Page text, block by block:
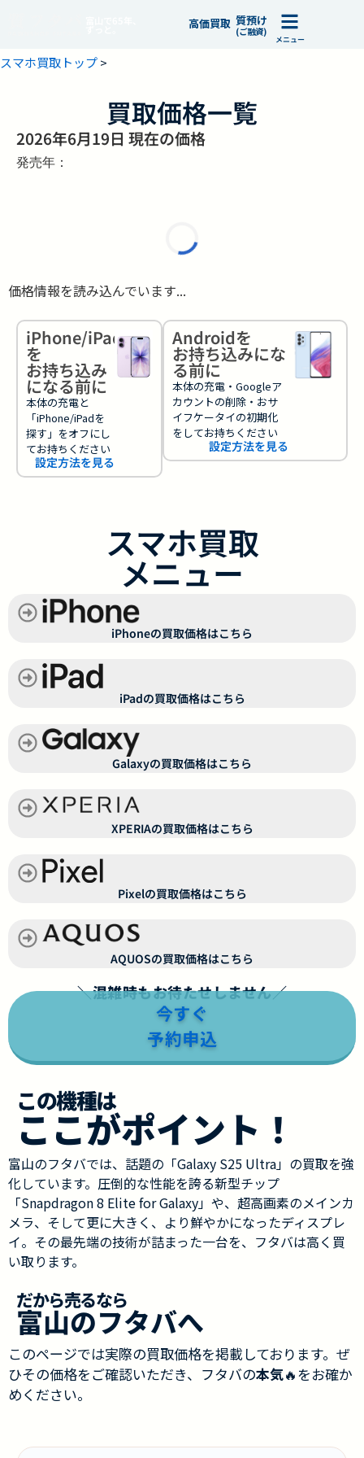
高価買取 質預け
(ご融資)
メニュー
スマホ買取トップ>
買取価格一覧
2026年6月19日 現在の価格
発売年：
価格情報を読み込んでいます...
iPhone/iPad
を
お持ち込み
になる前に
本体の充電と
「iPhone/iPadを
探す」をオフにし
てお持ちください
設定方法を見る
Androidを
お持ち込みにな
る前に
本体の充電・Googleア
カウントの削除・おサ
イフケータイの初期化
をしてお持ちください
設定方法を見る
スマホ買取
メニュー
iPhoneの買取価格はこちら
iPadの買取価格はこちら
Galaxyの買取価格はこちら
XPERIAの買取価格はこちら
Pixelの買取価格はこちら
AQUOSの買取価格はこちら
＼混雑時もお待たせしません／
今すぐ
予約申込
この機種は
ここがポイント！
富山のフタバでは、話題の「Galaxy S25 Ultra」の買取を強
化しています。圧倒的な性能を誇る新型チップ
「Snapdragon 8 Elite for Galaxy」や、超高画素のメインカ
メラ、そして更に大きく、より鮮やかになったディスプレ
イ。その最先端の技術が詰まった一台を、フタバは高く買
い取ります。
だから売るなら
富山のフタバへ
このページでは実際の買取価格を掲載しております。ぜ
ひその価格をご確認いただき、フタバの本気🔥をお確か
めください。